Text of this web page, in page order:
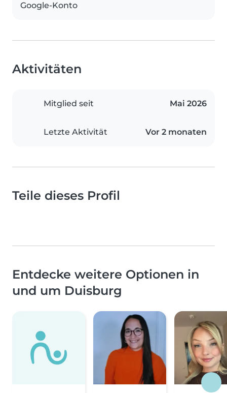
Google-Konto
Aktivitäten
Mitglied seit Mai 2026
Letzte Aktivität Vor 2 monaten
Teile dieses Profil
Entdecke weitere Optionen in
und um Duisburg